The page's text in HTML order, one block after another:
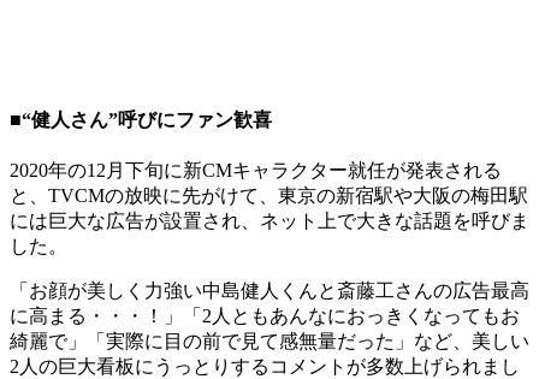
■“健人さん”呼びにファン歓喜
2020年の12月下旬に新CMキャラクター就任が発表される
と、TVCMの放映に先がけて、東京の新宿駅や大阪の梅田駅
には巨大な広告が設置され、ネット上で大きな話題を呼びま
した。
「お顔が美しく力強い中島健人くんと斎藤工さんの広告最高
に高まる・・・！」「2人ともあんなにおっきくなってもお
綺麗で」「実際に目の前で見て感無量だった」など、美しい
2人の巨大看板にうっとりするコメントが多数上げられまし